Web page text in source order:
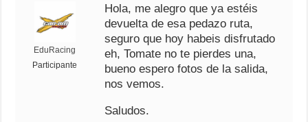
EduRacing
Participante
Hola, me alegro que ya estéis
devuelta de esa pedazo ruta,
seguro que hoy habeis disfrutado
eh, Tomate no te pierdes una,
bueno espero fotos de la salida,
nos vemos.
Saludos.